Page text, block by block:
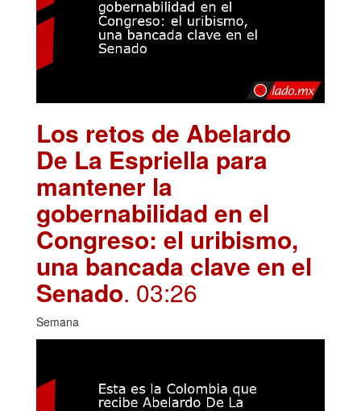
Los retos de Abelardo
De La Espriella para
mantener la
gobernabilidad en el
Congreso: el uribismo,
una bancada clave en el
Senado. 03:26
Semana